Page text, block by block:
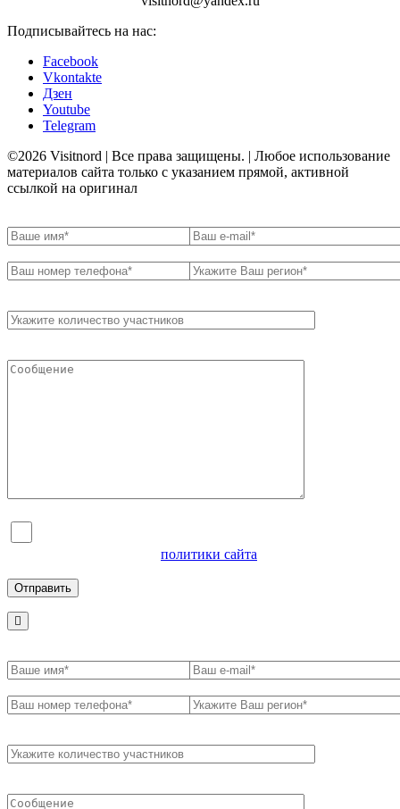
Подписывайтесь на нас:
Facebook
Vkontakte
Дзен
Youtube
Telegram
©2026 Visitnord | Все права защищены. | Любое использование
материалов сайта только с указанием прямой, активной
ссылкой на оригинал
политики сайта